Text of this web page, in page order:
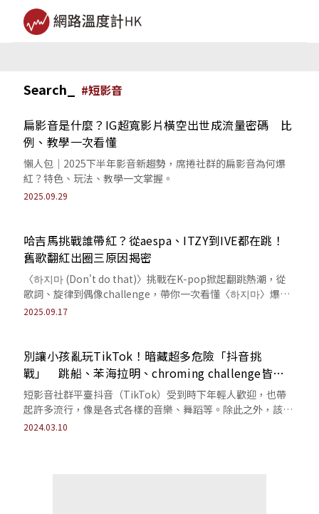
Search_ #短影音
扁影音是什麼？IG超寬影片橫空出世成流量密碼 比
例、教學一次看懂
懶人包｜2025下半年影音新趨勢，席捲社群的扁影音為何爆
紅？特色、玩法、教學一文掌握。
2025.09.29
哈吉馬挑戰誰帶紅？從aespa、ITZY到IVE都在跳！
舊歌翻紅出圈三原因揭密
〈하지마 (Don't do that)〉挑戰在K-pop掀起翻跳熱潮，從
歌詞、旋律到偶像challenge，帶你一次看懂〈하지마〉爆紅
原因。
2025.09.17
別讓小孩亂玩TikTok！暗藏超多危險「抖音挑
戰」 跳船、苯海拉明、chroming challenge皆奪
人命
短影音社群平臺抖音（TikTok）受到時下年輕人歡迎，也帶
起許多流行，像是各式各樣的音樂、舞蹈等。除此之外，該平
臺上也流行「抖音挑戰」，經常有人...
2024.03.10